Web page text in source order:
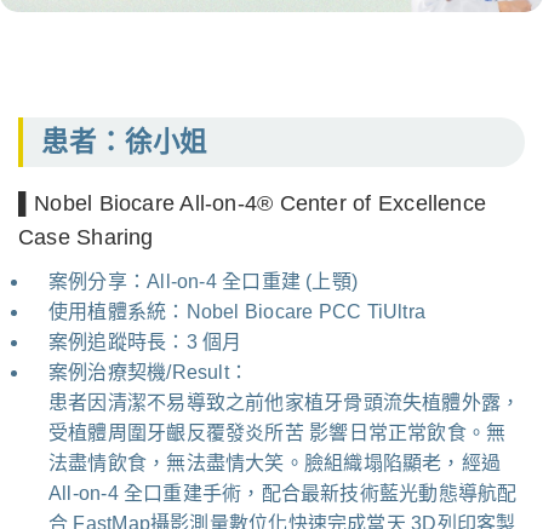
患者：徐小姐
▌Nobel Biocare All-on-4® Center of Excellence
Case Sharing
案例分享：All-on-4 全口重建 (上顎)
使用植體系統：Nobel Biocare PCC TiUltra
案例追蹤時長：3 個月
案例治療契機/Result：
患者因清潔不易導致之前他家植牙骨頭流失植體外露，
受植體周圍牙齦反覆發炎所苦 影響日常正常飲食。無
法盡情飲食，無法盡情大笑。臉組織塌陷顯老，經過
All-on-4 全口重建手術，配合最新技術藍光動態導航配
合 FastMap攝影測量數位化快速完成當天 3D列印客製